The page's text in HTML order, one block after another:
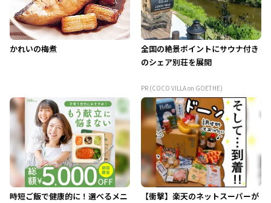
かれいの梅煮
全国の絶景ポイントにサウナ付き
のシェア別荘を展開
PR (COCO VILLA on GOETHE)
時短ご飯で健康的に！選べるメニ
【衝撃】楽天のネットスーパーが